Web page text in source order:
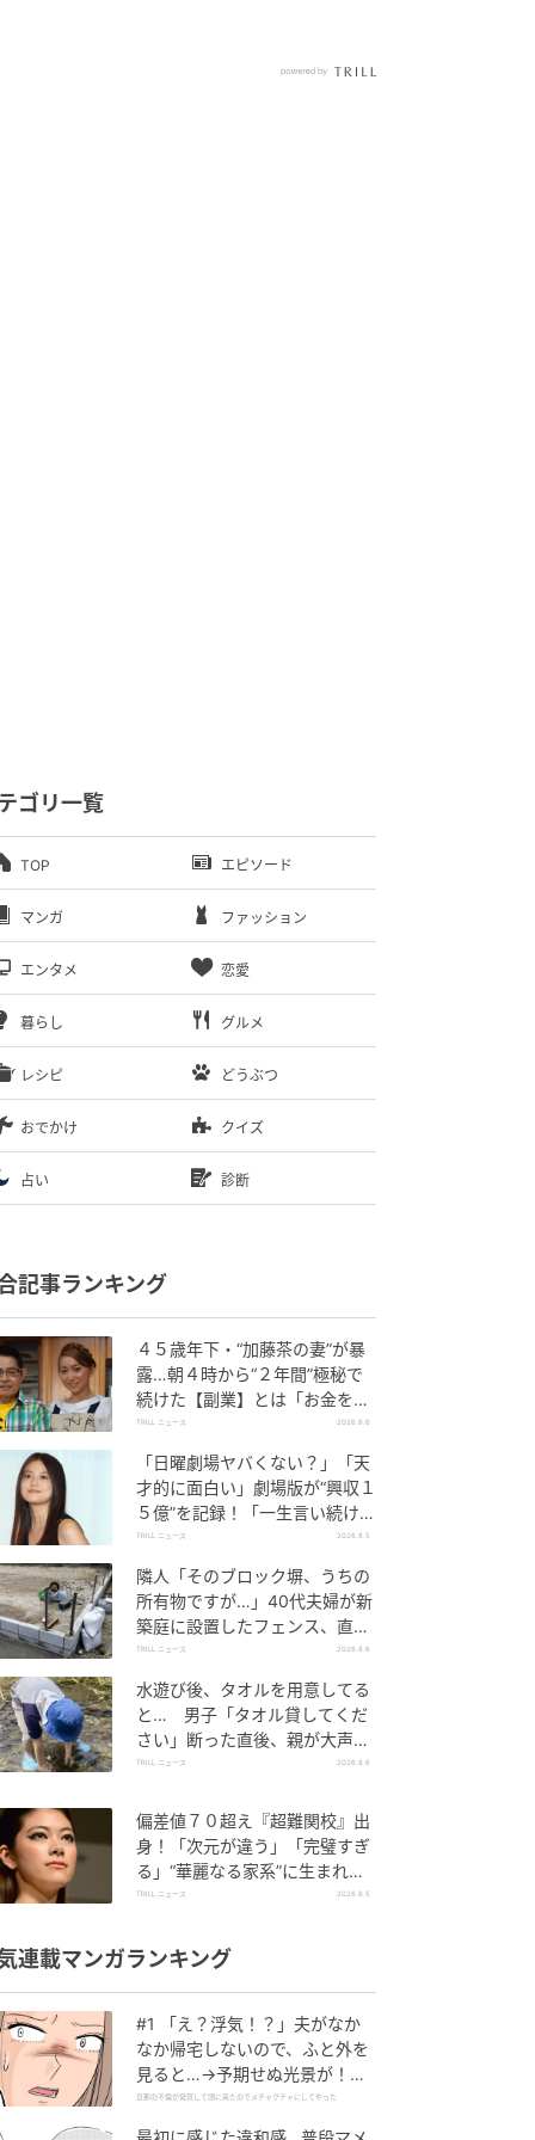
ゴリ一覧
TOP エピソード
マンガ ファッション
エンタメ 恋愛
暮らし グルメ
レシピ どうぶつ
おでかけ クイズ
占い 診断
記事ランキング
４５歳年下・“加藤茶の妻”が暴
露…朝４時から“２年間”極秘で
続けた【副業】とは「お金を稼
ぐのって大変」
TRILL ニュース 2026.8.6
「日曜劇場ヤバくない？」「天
才的に面白い」劇場版が“興収１
５億”を記録！「一生言い続け
る」放送後も続く“切望の声”
TRILL ニュース 2026.8.5
隣人「そのブロック塀、うちの
所有物ですが…」40代夫婦が新
築庭に設置したフェンス、直後
に迫られた"顛末"
TRILL ニュース 2026.8.6
水遊び後、タオルを用意してる
と… 男子「タオル貸してくだ
さい」断った直後、親が大声で
放った一言に絶句
TRILL ニュース 2026.8.6
偏差値７０超え『超難関校』出
身！「次元が違う」「完璧すぎ
る」“華麗なる家系”に生まれた
【規格外の逸材】
TRILL ニュース 2026.8.5
連載マンガランキング
#1 「え？浮気！？」夫がなか
なか帰宅しないので、ふと外を
見ると…→予期せぬ光景が！｜
旦那の不倫が発覚して頭に来た
旦那の不倫が発覚して頭に来たのでメチャクチャにしてやった